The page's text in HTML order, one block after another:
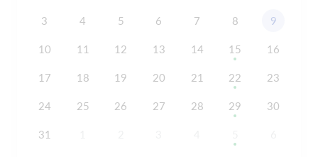
3 4 5 6 7 8 9
10 11 12 13 14 15 16
17 18 19 20 21 22 23
24 25 26 27 28 29 30
31